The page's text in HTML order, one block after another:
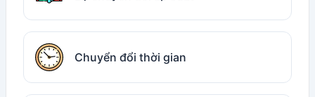
Chuyển đổi thời gian